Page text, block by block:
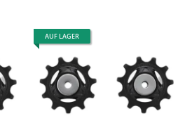
AUF LAGER